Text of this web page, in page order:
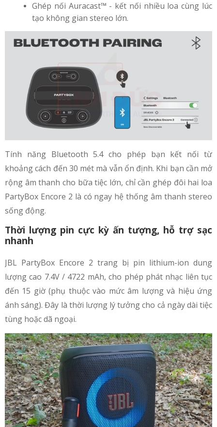
Ghép nối Auracast™ - kết nối nhiều loa cùng lúc
tạo không gian stereo lớn.
Tính năng Bluetooth 5.4 cho phép bạn kết nối từ
khoảng cách đến 30 mét mà vẫn ổn định. Khi bạn cần mở
rộng âm thanh cho bữa tiệc lớn, chỉ cần ghép đôi hai loa
PartyBox Encore 2 là có ngay hệ thống âm thanh stereo
sống động.
Thời lượng pin cực kỳ ấn tượng, hỗ trợ sạc
nhanh
JBL PartyBox Encore 2 trang bị pin lithium-ion dung
lượng cao 7.4V / 4722 mAh, cho phép phát nhạc liên tục
đến 15 giờ (phụ thuộc vào mức âm lượng và hiệu ứng
ánh sáng). Đây là thời lượng lý tưởng cho cả ngày dài tiệc
tùng hoặc dã ngoại.